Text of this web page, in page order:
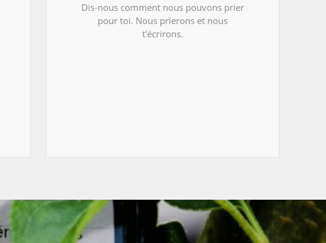
Dis-nous comment nous pouvons prier
pour toi. Nous prierons et nous
t'écrirons.